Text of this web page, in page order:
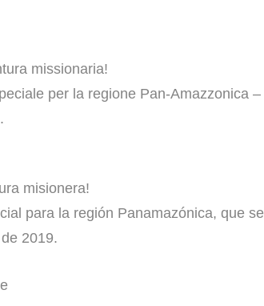
missionaria!
per la regione Pan-Amazzonica –
misionera!
para la región Panamazónica, que se
2019.